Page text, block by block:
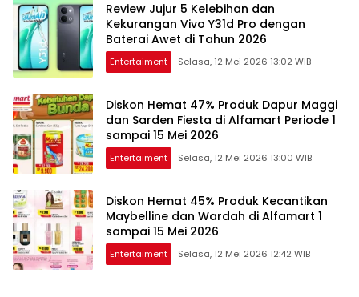
Review Jujur 5 Kelebihan dan
Kekurangan Vivo Y31d Pro dengan
Baterai Awet di Tahun 2026
Entertaiment Selasa, 12 Mei 2026 13:02 WIB
Diskon Hemat 47% Produk Dapur Maggi
dan Sarden Fiesta di Alfamart Periode 1
sampai 15 Mei 2026
Entertaiment Selasa, 12 Mei 2026 13:00 WIB
Diskon Hemat 45% Produk Kecantikan
Maybelline dan Wardah di Alfamart 1
sampai 15 Mei 2026
Entertaiment Selasa, 12 Mei 2026 12:42 WIB